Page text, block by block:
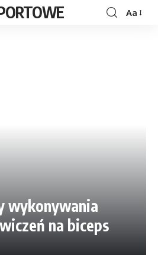
Aa
wykonywania
na biceps